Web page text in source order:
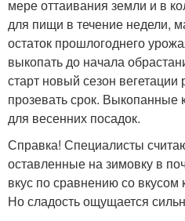
мере оттаивания земли и в
для пищи в течение недели,
остаток прошлогоднего
выкопать до начала
старт новый сезон
прозевать срок. Выкопанные
для весенних посадок.
Справка! Специалисты
оставленные на зимовку в
вкус по сравнению со вкусом
Но сладость ощущается